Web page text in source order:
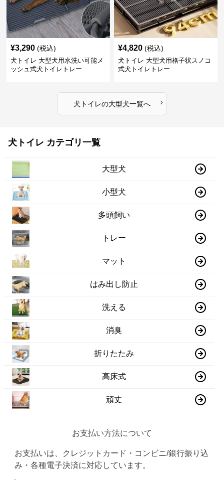
¥3,290 (税込)
犬トイレ 大型犬用水洗い可能メ
ッシュ式犬トイレトレー
¥4,820 (税込)
犬トイレ 大型犬用格子状スノコ
式犬トイレトレー
犬トイレの大型犬一覧へ ›
犬トイレ カテゴリ一覧
大型犬
小型犬
多頭飼い
トレー
マット
はみ出し防止
洗える
消臭
折りたたみ
高床式
頑丈
お支払い方法について
お支払いは、クレジットカード・コンビニ/銀行振り込
み・各種電子決済に対応しています。